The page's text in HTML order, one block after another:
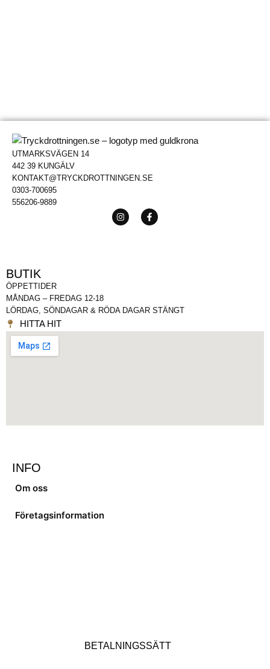
UTMARKSVÄGEN 14
442 39 KUNGÄLV
KONTAKT@TRYCKDROTTNINGEN.SE
0303-700695
556206-9889
BUTIK
ÖPPETTIDER
MÅNDAG – FREDAG 12-18
LÖRDAG, SÖNDAGAR & RÖDA DAGAR STÄNGT
HITTA HIT
INFO
Om oss
Företagsinformation
BETALNINGSSÄTT